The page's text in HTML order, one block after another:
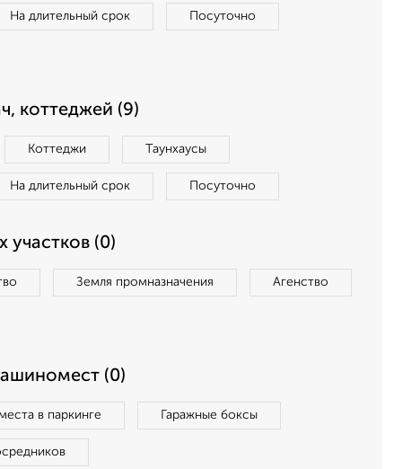
На длительный срок Посуточно
коттеджей (9)
Коттеджи Таунхаусы
На длительный срок Посуточно
участков (0)
Земля промназначения Агенство
(0)
в паркинге Гаражные боксы